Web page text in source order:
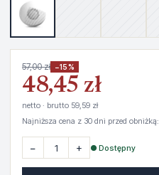
57,00 zł −15%
48,45 zł
netto · brutto 59,59 zł
Najniższa cena z 30 dni przed obniżką:
− + ● Dostępny